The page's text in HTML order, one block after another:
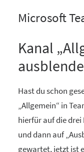
Microsoft
Kanal
Hast du schon
„Allgemein“ in
hierfür auf die
und dann auf
gewartet, jetzt ist